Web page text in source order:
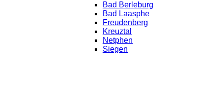
Bad Berleburg
Bad Laasphe
Freudenberg
Kreuztal
Netphen
Siegen